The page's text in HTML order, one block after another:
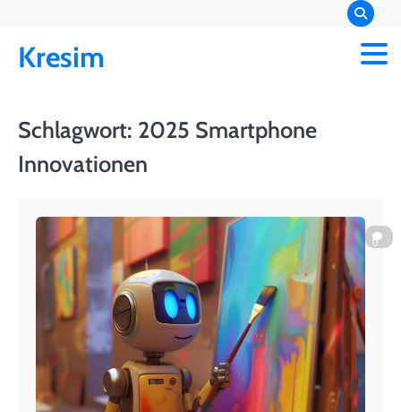
content
Kresim
Schlagwort: 2025 Smartphone
Innovationen
0